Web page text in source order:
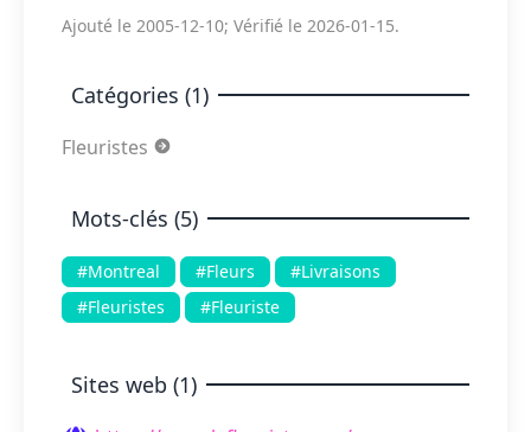
Ajouté le 2005-12-10; Vérifié le 2026-01-15.
Catégories (1)
Fleuristes
Mots-clés (5)
#Montreal #Fleurs
#Livraisons
#Fleuristes
#Fleuriste
Sites web (1)